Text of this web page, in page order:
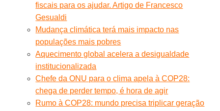
fiscais para os ajudar. Artigo de Francesco
Gesualdi
Mudança climática terá mais impacto nas
populações mais pobres
Aquecimento global acelera a desigualdade
institucionalizada
Chefe da ONU para o clima apela à COP28:
chega de perder tempo, é hora de agir
Rumo à COP28: mundo precisa triplicar geração